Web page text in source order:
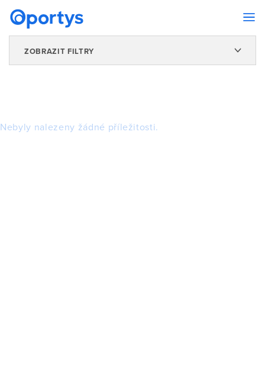
ZOBRAZIT FILTRY
Nebyly nalezeny žádné příležitosti.